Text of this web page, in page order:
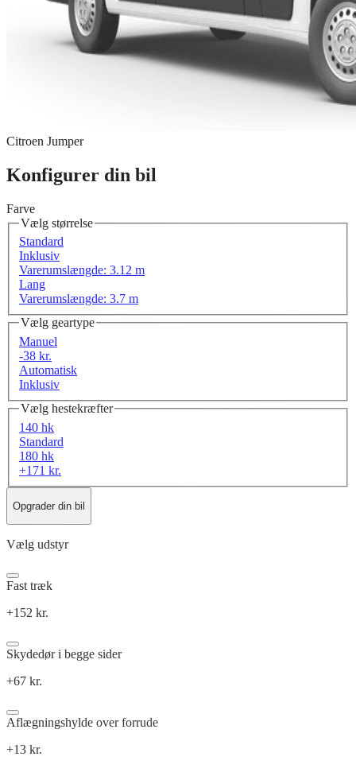
Citroen Jumper
Konfigurer din bil
Farve
Vælg størrelse
Standard
Inklusiv
Varerumslængde: 3.12 m
Lang
Varerumslængde: 3.7 m
Vælg geartype
Manuel
-38 kr.
Automatisk
Inklusiv
Vælg hestekræfter
140 hk
Standard
180 hk
+171 kr.
Opgrader din bil
Vælg udstyr
Fast træk
+152 kr.
Skydedør i begge sider
+67 kr.
Aflægningshylde over forrude
+13 kr.